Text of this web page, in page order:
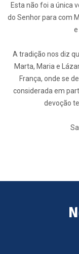
Esta não foi a única
do Senhor para com
A tradição nos diz
Marta, Maria e
França, onde se
considerada em
devoção